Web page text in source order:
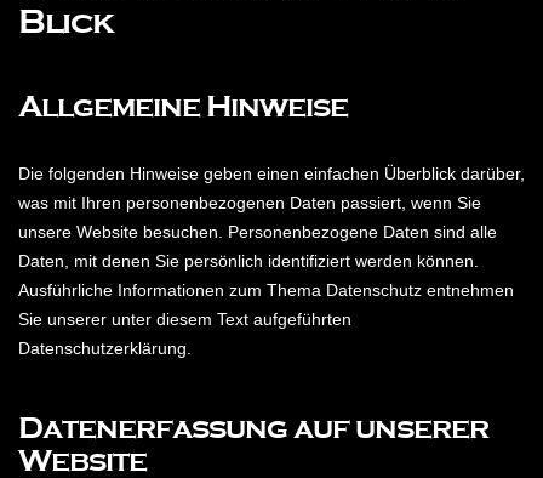
Blick
Allgemeine Hinweise
Die folgenden Hinweise geben einen einfachen Überblick darüber,
was mit Ihren personenbezogenen Daten passiert, wenn Sie
unsere Website besuchen. Personenbezogene Daten sind alle
Daten, mit denen Sie persönlich identifiziert werden können.
Ausführliche Informationen zum Thema Datenschutz entnehmen
Sie unserer unter diesem Text aufgeführten
Datenschutzerklärung.
Datenerfassung auf unserer
Website